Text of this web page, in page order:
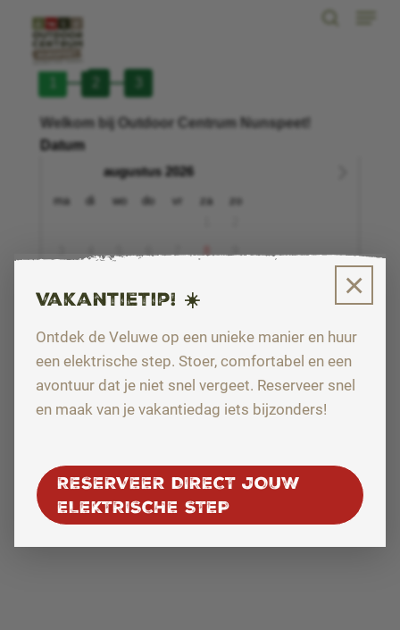
search
Menu
×
Vakantietip! ☀️
Ontdek de Veluwe op een unieke manier en huur
een elektrische step. Stoer, comfortabel en een
avontuur dat je niet snel vergeet. Reserveer snel
en maak van je vakantiedag iets bijzonders!
RESERVEER DIRECT JOUW
ELEKTRISCHE STEP